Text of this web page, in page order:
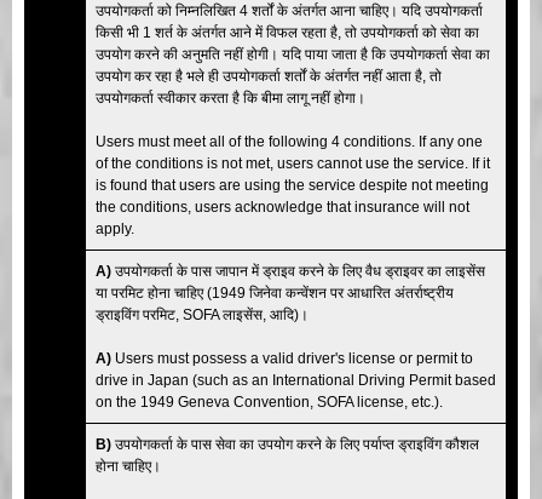
उपयोगकर्ता को निम्नलिखित 4 शर्तों के अंतर्गत आना चाहिए। यदि उपयोगकर्ता
किसी भी 1 शर्त के अंतर्गत आने में विफल रहता है, तो उपयोगकर्ता को सेवा का
उपयोग करने की अनुमति नहीं होगी। यदि पाया जाता है कि उपयोगकर्ता सेवा का
उपयोग कर रहा है भले ही उपयोगकर्ता शर्तों के अंतर्गत नहीं आता है, तो
उपयोगकर्ता स्वीकार करता है कि बीमा लागू नहीं होगा।
Users must meet all of the following 4 conditions. If any one
of the conditions is not met, users cannot use the service. If it
is found that users are using the service despite not meeting
the conditions, users acknowledge that insurance will not
apply.
A) उपयोगकर्ता के पास जापान में ड्राइव करने के लिए वैध ड्राइवर का लाइसेंस
या परमिट होना चाहिए (1949 जिनेवा कन्वेंशन पर आधारित अंतर्राष्ट्रीय
ड्राइविंग परमिट, SOFA लाइसेंस, आदि)।
A) Users must possess a valid driver's license or permit to
drive in Japan (such as an International Driving Permit based
on the 1949 Geneva Convention, SOFA license, etc.).
B) उपयोगकर्ता के पास सेवा का उपयोग करने के लिए पर्याप्त ड्राइविंग कौशल
होना चाहिए।